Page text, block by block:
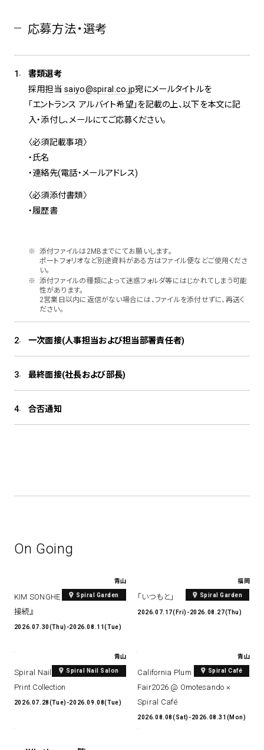
応募方法・選考
1 .
書類選考
採用担当saiyo@spiral.co.jp宛にメールタイトルを
「エントランス アルバイト希望」を記載の上、以下を本文に記
入・添付し、メールにてご応募ください。
〈必須記載事項〉
・氏名
・連絡先(電話・メールアドレス)
〈必須添付書類〉
・履歴書
添付ファイルは2MBまでにてお願いします。
ポートフォリオなど別途資料がある方はファイル便などご使用くださ
い。
添付ファイルの種類によって迷惑フォルダ等にはじかれてしまう可能
性があります。
2営業日以内に返信がない場合には、ファイルを添付せずに、再送く
ださい。
2. 一次面接(人事担当および担当部署責任者)
3. 最終面接(社長および部長)
4. 合否通知
On Going
青山
Spiral Garden
KIM SONGHE EXHIBITION 『愛と
接続』
2026.07.30(Thu)-2026.08.11(Tue)
福岡
Spiral Garden
「いつもと」
2026.07.17(Fri)-2026.08.27(Thu)
青山
Spiral Nail Salon
Spiral Nail Salon Art #14 Spiral
Print Collection
2026.07.28(Tue)-2026.09.08(Tue)
青山
Spiral Café
California Plum & Nectarine
Fair2026 @ Omotesando ×
Spiral Café
2026.08.08(Sat)-2026.08.31(Mon)